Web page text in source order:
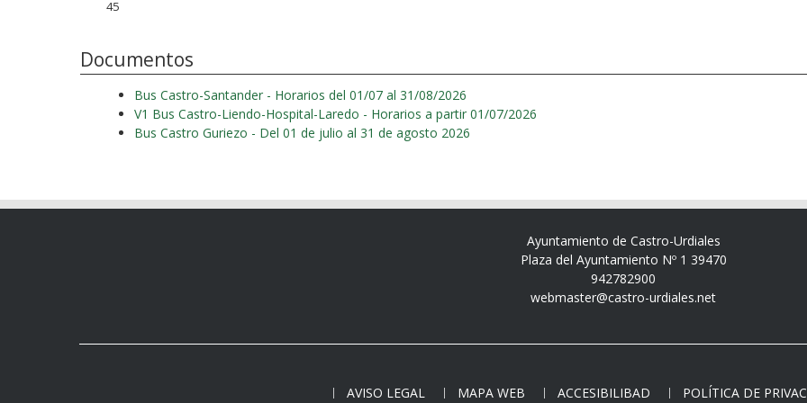
45
Documentos
Bus Castro-Santander - Horarios del 01/07 al 31/08/2026
V1 Bus Castro-Liendo-Hospital-Laredo - Horarios a partir 01/07/2026
Bus Castro Guriezo - Del 01 de julio al 31 de agosto 2026
Ayuntamiento de Castro-Urdiales
Plaza del Ayuntamiento Nº 1 39470
942782900
webmaster@castro-urdiales.net
AVISO LEGAL MAPA WEB ACCESIBILIBAD POLÍTICA DE